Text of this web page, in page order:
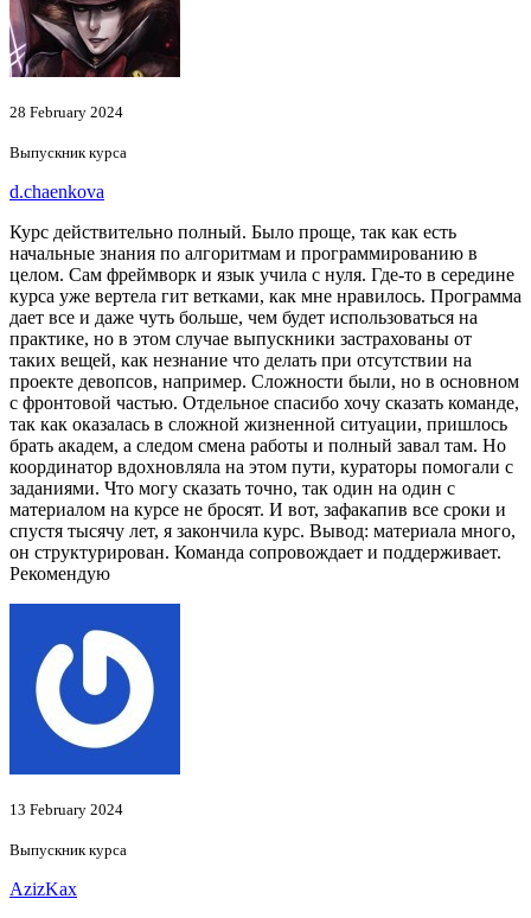
28 February 2024
Выпускник курса
d.chaenkova
Курс действительно полный. Было проще, так как есть
начальные знания по алгоритмам и программированию в
целом. Сам фреймворк и язык учила с нуля. Где-то в середине
курса уже вертела гит ветками, как мне нравилось. Программа
дает все и даже чуть больше, чем будет использоваться на
практике, но в этом случае выпускники застрахованы от
таких вещей, как незнание что делать при отсутствии на
проекте девопсов, например. Сложности были, но в основном
с фронтовой частью. Отдельное спасибо хочу сказать команде,
так как оказалась в сложной жизненной ситуации, пришлось
брать академ, а следом смена работы и полный завал там. Но
координатор вдохновляла на этом пути, кураторы помогали с
заданиями. Что могу сказать точно, так один на один с
материалом на курсе не бросят. И вот, зафакапив все сроки и
спустя тысячу лет, я закончила курс. Вывод: материала много,
он структурирован. Команда сопровождает и поддерживает.
Рекомендую
13 February 2024
Выпускник курса
AzizKax